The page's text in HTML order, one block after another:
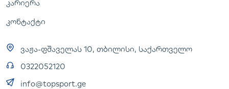
კარიერა
კონტაქტი
ვაჟა-ფშაველას 10, თბილისი, საქართველო
0322052120
info@topsport.ge